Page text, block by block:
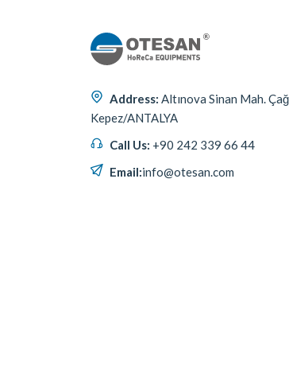
Address: Altınova Sinan Mah.
Kepez/ANTALYA
Call Us: +90 242 339 66 44
Email:info@otesan.com